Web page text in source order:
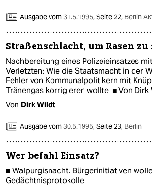
verlag
verlag
veranstaltungen
shop
fragen & hilfe
unterstützen
abo
genossenschaft
Ausgabe vom31.5.1995,Seite 22, Berlin
Straßenschlacht, um Rasen zu
Nachbereitung eines Polizeieinsatzes
Verletzten: Wie die Staatsmacht in der
Fehler von Kommunalpolitikern mit
Tränengas korrigieren wollte ■ Von Dirk
Von Dirk Wildt
Ausgabe vom30.5.1995,Seite 23, Berlin
Wer befahl Einsatz?
■ Walpurgisnacht: Bürgerinitiativen
Gedächtnisprotokolle